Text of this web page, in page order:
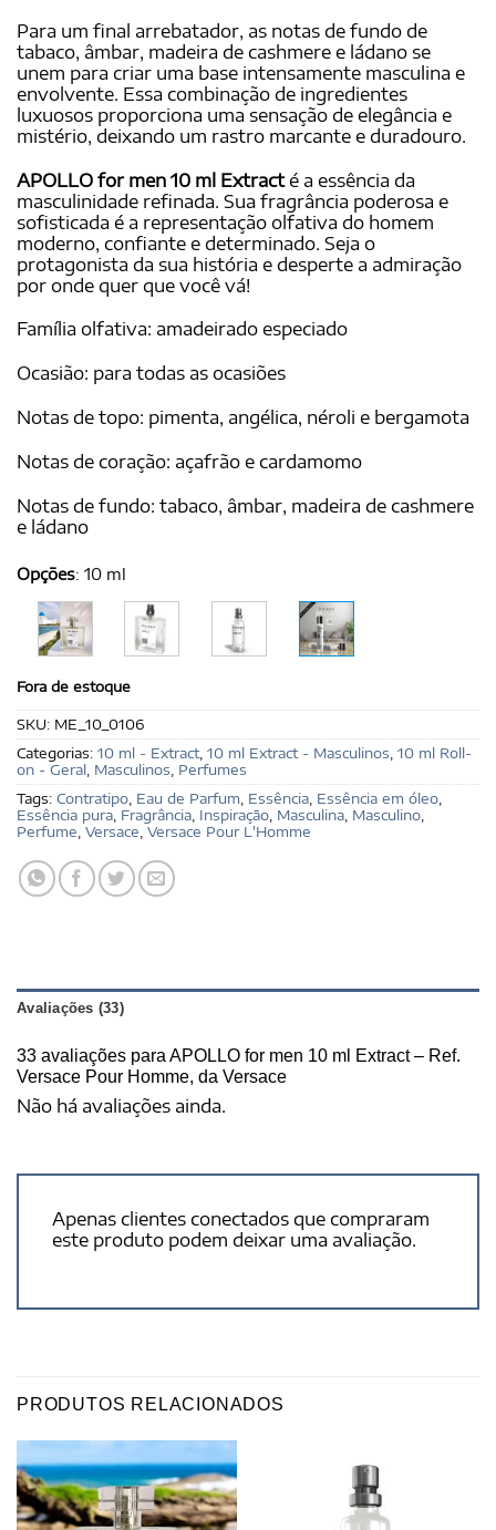
Para um final arrebatador, as notas de fundo de
tabaco, âmbar, madeira de cashmere e ládano se
unem para criar uma base intensamente masculina e
envolvente. Essa combinação de ingredientes
luxuosos proporciona uma sensação de elegância e
mistério, deixando um rastro marcante e duradouro.
APOLLO for men 10 ml Extracté a essência da
masculinidade refinada. Sua fragrância poderosa e
sofisticada é a representação olfativa do homem
moderno, confiante e determinado. Seja o
protagonista da sua história e desperte a admiração
por onde quer que você vá!
Família olfativa: amadeirado especiado
Ocasião: para todas as ocasiões
Notas de topo: pimenta, angélica, néroli e bergamota
Notas de coração: açafrão e cardamomo
Notas de fundo: tabaco, âmbar, madeira de cashmere
e ládano
Opções: 10 ml
Fora de estoque
SKU: ME_10_0106
Categorias: 10 ml - Extract, 10 ml Extract - Masculinos, 10 ml Roll-
on - Geral, Masculinos, Perfumes
Tags: Contratipo, Eau de Parfum, Essência, Essência em óleo,
Essência pura, Fragrância, Inspiração, Masculina, Masculino,
Perfume, Versace, Versace Pour L'Homme
Avaliações (33)
33 avaliações para APOLLO for men 10 ml Extract – Ref.
Versace Pour Homme, da Versace
Não há avaliações ainda.
Apenas clientes conectados que compraram
este produto podem deixar uma avaliação.
PRODUTOS RELACIONADOS